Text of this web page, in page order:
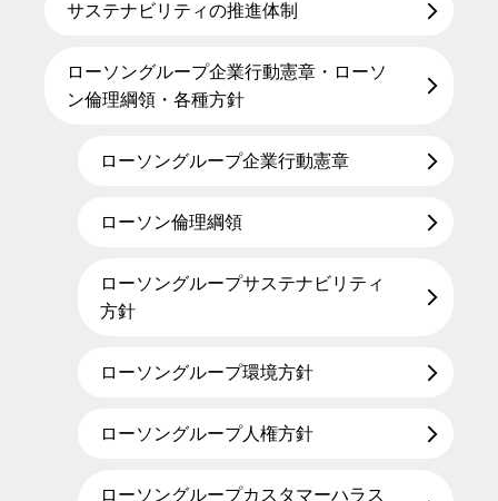
サステナビリティの推進体制
ローソングループ企業行動憲章・ローソ
ン倫理綱領・各種方針
ローソングループ企業行動憲章
ローソン倫理綱領
ローソングループサステナビリティ
方針
ローソングループ環境方針
ローソングループ人権方針
ローソングループカスタマーハラス